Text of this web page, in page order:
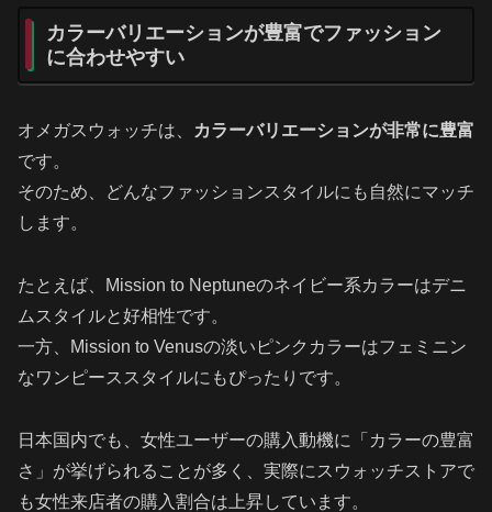
カラーバリエーションが豊富でファッション
に合わせやすい
オメガスウォッチは、
カラーバリエーションが非常に豊富
です。
そのため、どんなファッションスタイルにも自然にマッチ
します。
たとえば、Mission to Neptuneのネイビー系カラーはデニ
ムスタイルと好相性です。
一方、Mission to Venusの淡いピンクカラーはフェミニン
なワンピーススタイルにもぴったりです。
日本国内でも、女性ユーザーの購入動機に「カラーの豊富
さ」が挙げられることが多く、実際にスウォッチストアで
も女性来店者の購入割合は上昇しています。